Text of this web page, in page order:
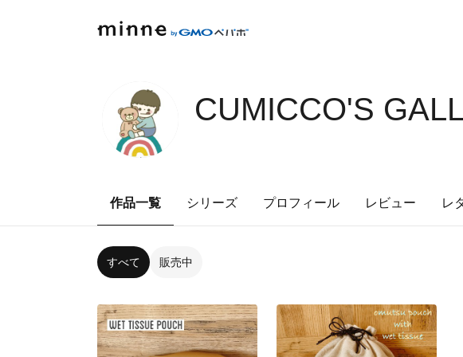
CUMICCO'S
作品一覧 シリーズ プロフィール レビュー レ
すべて 販売中